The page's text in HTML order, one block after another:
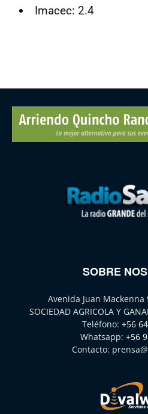
Imacec: 2.4
SOBRE
Avenida Juan
SOCIEDAD AGRICOLA Y
Teléfono: +56
Whatsapp: +56
Contacto: